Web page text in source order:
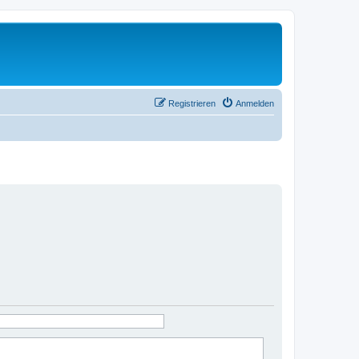
Anmelden
Registrieren